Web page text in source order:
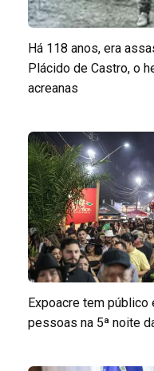
Há 118 anos, era
Plácido de Castro, o
acreanas
Expoacre tem
pessoas na 5ª noite